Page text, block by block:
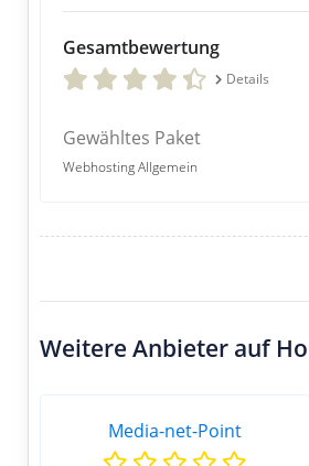
Gesamtbewertung
Details
Gewähltes Paket
Webhosting Allgemein
Weitere Anbieter auf
Media-net-Point